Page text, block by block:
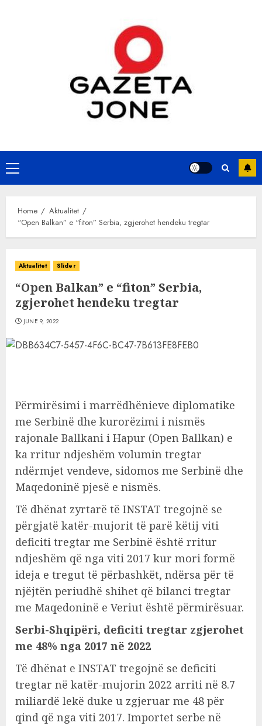
Primary
Menu
Home
Aktualitet
“Open Balkan” e “fiton” Serbia, zgjerohet hendeku tregtar
Aktualitet Slider
“Open Balkan” e “fiton” Serbia,
zgjerohet hendeku tregtar
JUNE 9, 2022
Përmirësimi i marrëdhënieve diplomatike
me Serbinë dhe kurorëzimi i nismës
rajonale Ballkani i Hapur (Open Ballkan) e
ka rritur ndjeshëm volumin tregtar
ndërmjet vendeve, sidomos me Serbinë dhe
Maqedoninë pjesë e nismës.
Të dhënat zyrtarë të INSTAT tregojnë se
përgjatë katër-mujorit të parë këtij viti
deficiti tregtar me Serbinë është rritur
ndjeshëm që nga viti 2017 kur mori formë
ideja e tregut të përbashkët, ndërsa për të
njëjtën periudhë shihet që bilanci tregtar
me Maqedoninë e Veriut është përmirësuar.
Serbi-Shqipëri, deficiti tregtar zgjerohet
me 48% nga 2017 në 2022
Të dhënat e INSTAT tregojnë se deficiti
tregtar në katër-mujorin 2022 arriti në 8.7
miliardë lekë duke u zgjeruar me 48 për
qind që nga viti 2017. Importet serbe në